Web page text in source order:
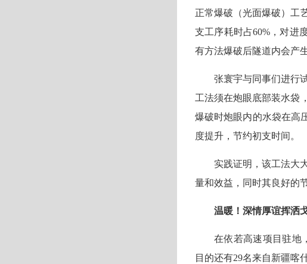
正常爆破（光面爆破）工
支工序耗时占60%，对进
有方法爆破后隧道内会产
张寰宇与同事们进行
工法须在炮眼底部装水袋
爆破时炮眼内的水袋在高
度提升，节约初支时间。
实践证明，该工法大
量和效益，同时其良好的
温暖！深情厚谊挥洒
在依若高速项目驻地
目的还有29名来自新疆喀